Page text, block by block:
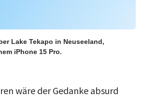
Lake Tekapo in Neuseeland,
iPhone 15 Pro.
wäre der Gedanke absurd